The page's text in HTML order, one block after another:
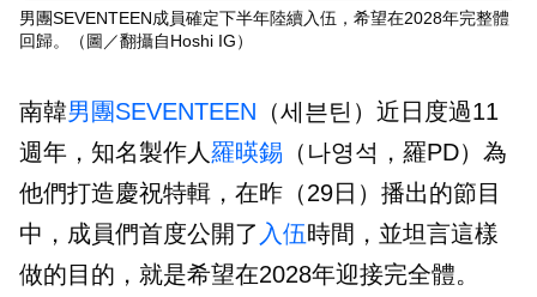
男團SEVENTEEN成員確定下半年陸續入伍，希望在2028年完整體
回歸。（圖／翻攝自Hoshi IG）
南韓男團SEVENTEEN （세븐틴）近日度過11
週年，知名製作人羅暎錫 （나영석，羅PD）為
他們打造慶祝特輯，在昨（29日）播出的節目
中，成員們首度公開了 入伍時間，並坦言這樣
做的目的，就是希望在2028年迎接完全體。